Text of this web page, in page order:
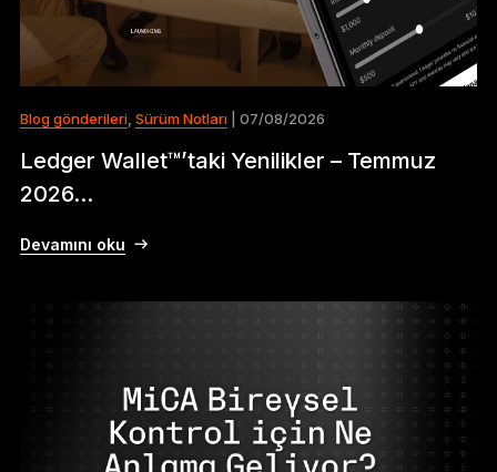
Blog gönderileri, Sürüm Notları| 07/08/2026
Ledger Wallet™’taki Yenilikler – Temmuz
2026...
Devamını oku